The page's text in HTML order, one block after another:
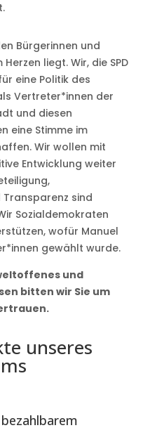
Bürgerinnen und
liegt. Wir, die SPD
eine Politik des
Vertreter*innen der
und diesen
eine Stimme im
Wir wollen mit
Entwicklung weiter
sind
Sozialdemokraten
wofür Manuel
gewählt wurde.
und
bitten wir Sie um
unseres